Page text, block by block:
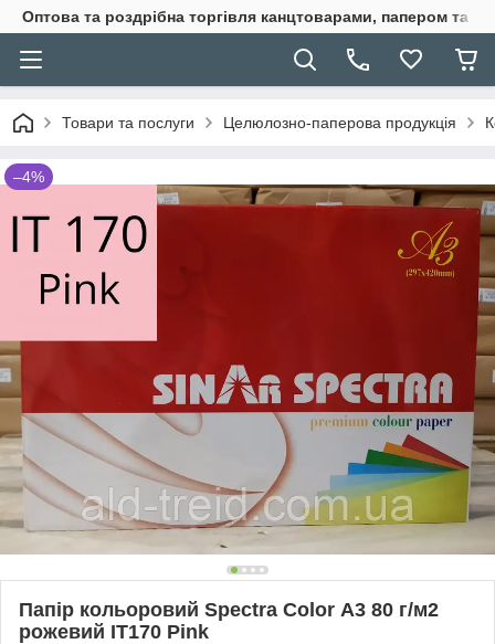
Оптова та роздрібна торгівля канцтоварами, папером та
Товари та послуги Целюлозно-паперова продукція
–4%
Папір кольоровий Spectra Color А3 80 г/м2
рожевий IT170 Pink